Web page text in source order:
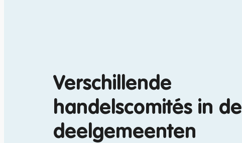
Verschillende
handelscomités in de
deelgemeenten